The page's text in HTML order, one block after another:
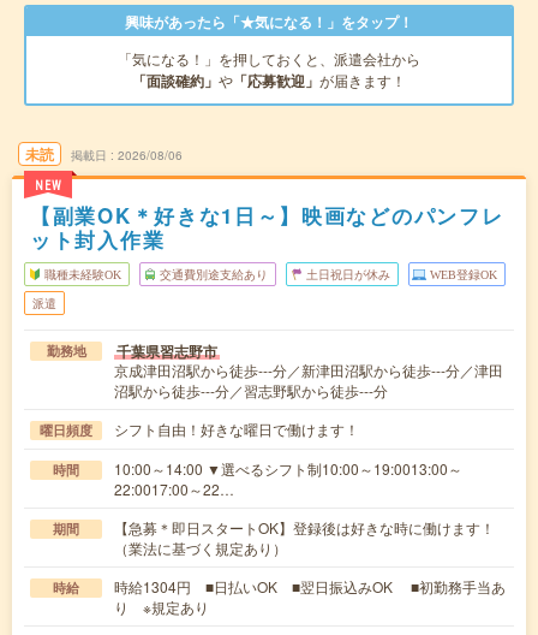
興味があったら「★気になる！」をタップ！
「気になる！」を押しておくと、派遣会社から
「面談確約」 や 「応募歓迎」 が届きます！
未読
NEW
掲載日 2026/08/06
【副業OK＊好きな1日～】映画などのパンフレ
ット封入作業
職種未経験OK 交通費別途支給あり 土日祝日が休み WEB登録OK
派遣
勤務地 千葉県習志野市
京成津田沼駅から徒歩---分／新津田沼駅から徒歩---分／津田
沼駅から徒歩---分／習志野駅から徒歩---分
曜日頻度 シフト自由！好きな曜日で働けます！
時間
10:00～14:00 ▼選べるシフト制10:00～19:0013:00～
22:0017:00～22…
期間
【急募＊即日スタートOK】登録後は好きな時に働けます！
（業法に基づく規定あり）
時給
時給1304円 ■日払いOK ■翌日振込みOK ■初勤務手当あ
り ※規定あり